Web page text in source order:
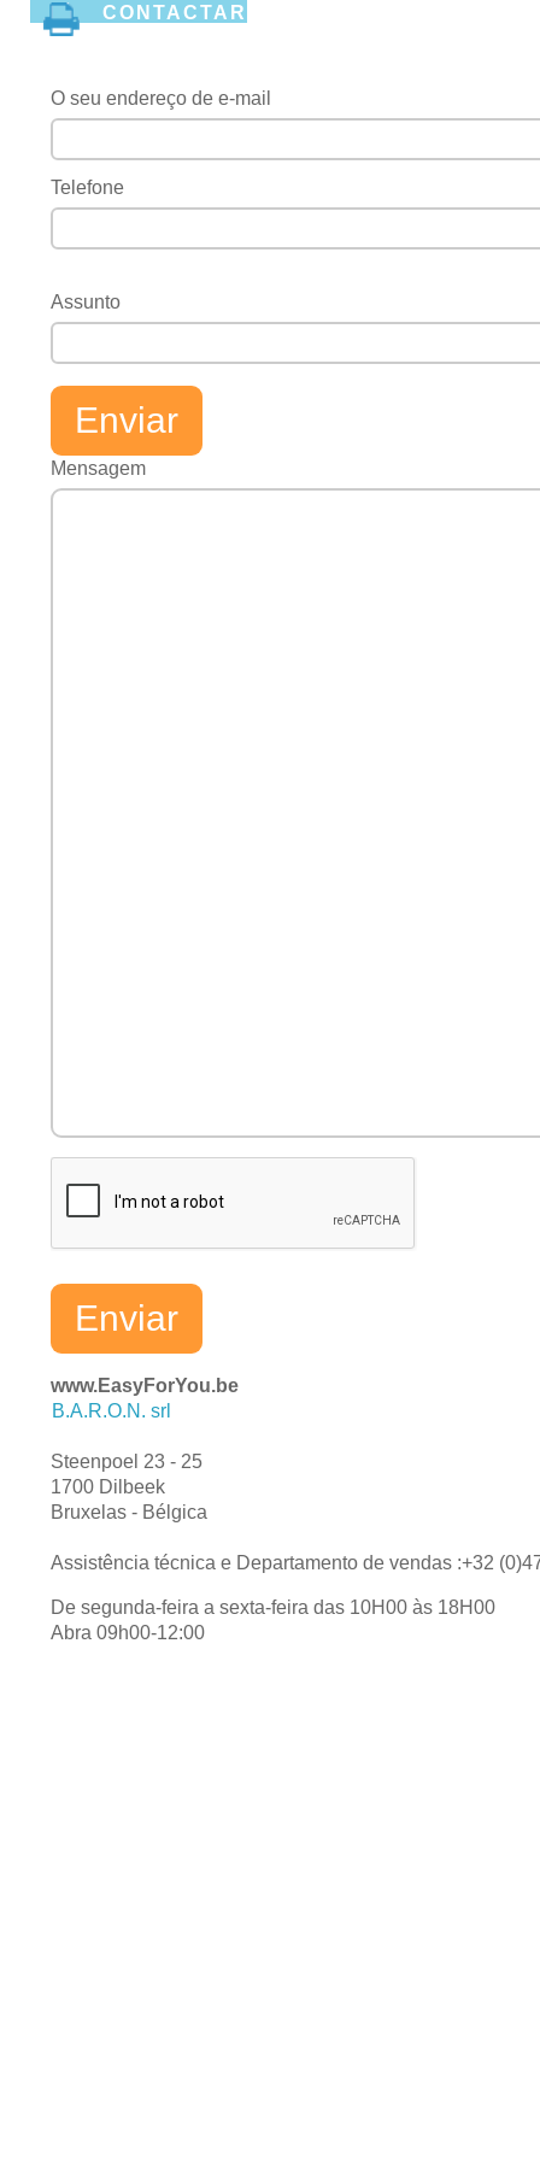
CONTACTAR
O seu endereço de e-mail
Telefone
Assunto
Mensagem
www.EasyForYou.be
B.A.R.O.N. srl
Steenpoel 23 - 25
1700 Dilbeek
Bruxelas - Bélgica
Assistência técnica e Departamento de vendas :+32
De segunda-feira a sexta-feira das 10H00 às 18H00
Abra 09h00-12:00